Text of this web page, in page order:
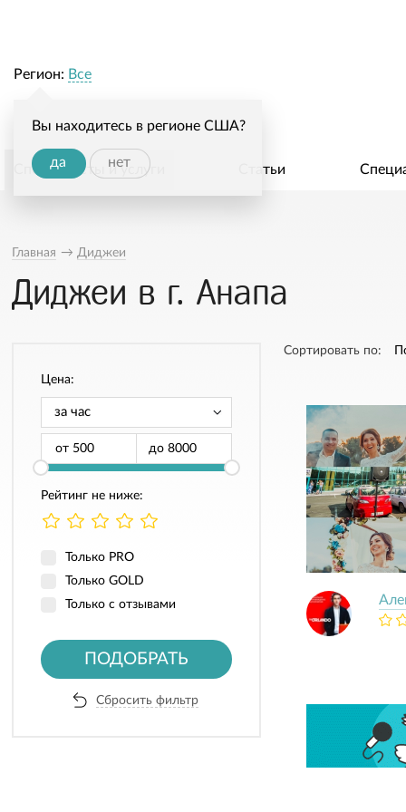
Регион: Все
Вы находитесь в регионе США?
да нет
Специалисты и услуги Статьи
Главная → Диджеи
Диджеи в г. Анапа
Цена:
от до
Рейтинг не ниже:
Только PRO
Только GOLD
Только с отзывами
ПОДОБРАТЬ
Сбросить фильтр
Сортировать по: